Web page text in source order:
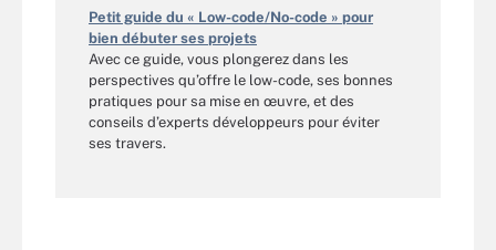
Petit guide du « Low-code/No-code » pour
bien débuter ses projets
Avec ce guide, vous plongerez dans les
perspectives qu’offre le low-code, ses bonnes
pratiques pour sa mise en œuvre, et des
conseils d’experts développeurs pour éviter
ses travers.